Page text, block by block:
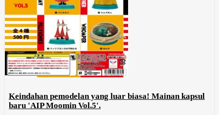
Keindahan pemodelan yang luar biasa! Mainan kapsul
baru 'AIP Moomin Vol.5'.